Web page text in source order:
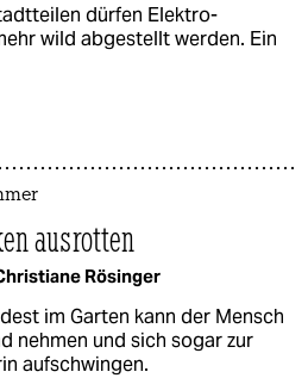
dürfen Elektro-
wild abgestellt werden. Ein
ausrotten
Rösinger
im Garten kann der Mensch
nehmen und sich sogar zur
aufschwingen.